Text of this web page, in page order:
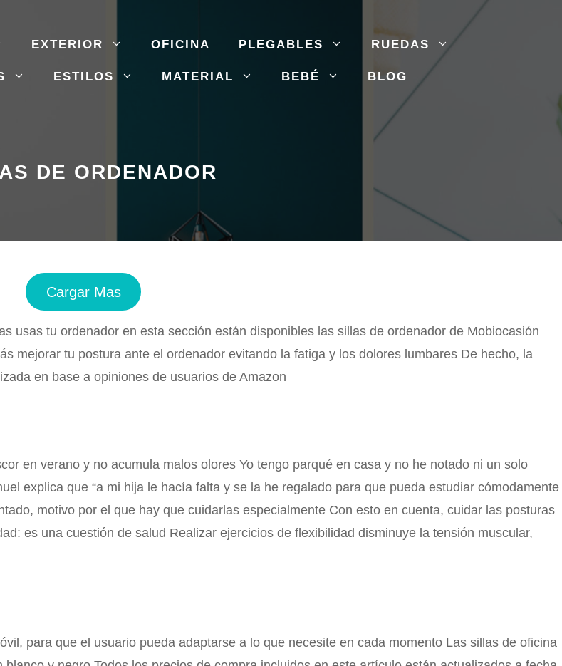
EXTERIOR OFICINA PLEGABLES RUEDAS
ESTILOS MATERIAL BEBÉ BLOG
DE ORDENADOR
Cargar Mas
usas tu ordenador en esta sección están disponibles las sillas de ordenador de Mobiocasión
mejorar tu postura ante el ordenador evitando la fatiga y los dolores lumbares De hecho, la
en base a opiniones de usuarios de Amazon
en verano y no acumula malos olores Yo tengo parqué en casa y no he notado ni un solo
explica que “a mi hija le hacía falta y se la he regalado para que pueda estudiar cómodamente
motivo por el que hay que cuidarlas especialmente Con esto en cuenta, cuidar las posturas
es una cuestión de salud Realizar ejercicios de flexibilidad disminuye la tensión muscular,
para que el usuario pueda adaptarse a lo que necesite en cada momento Las sillas de oficina